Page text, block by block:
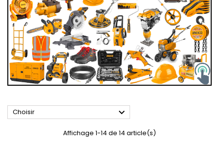
Choisir 
Affichage 1-14 de 14 article(s)